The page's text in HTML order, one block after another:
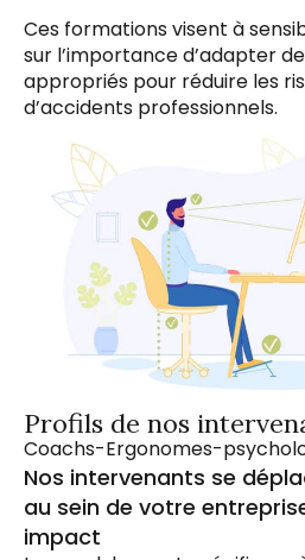
Ces formations visent à
sur l’importance d’adapter
appropriés pour réduire les
d’accidents professionnels.
Profils de nos
Coachs-Ergonomes-
Nos intervenants se
au sein de votre
impact